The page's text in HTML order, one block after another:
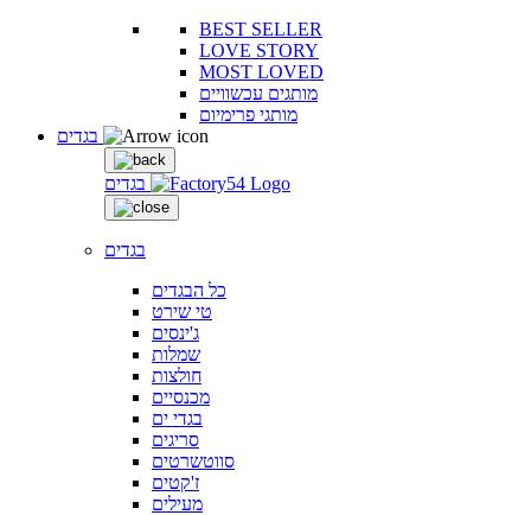
BEST SELLER
LOVE STORY
MOST LOVED
מותגים עכשוויים
מותגי פרימיום
בגדים
בגדים
כל הבגדים
טי שירט
ג'ינסים
שמלות
חולצות
מכנסיים
בגדי ים
סריגים
סווטשרטים
ז'קטים
מעילים